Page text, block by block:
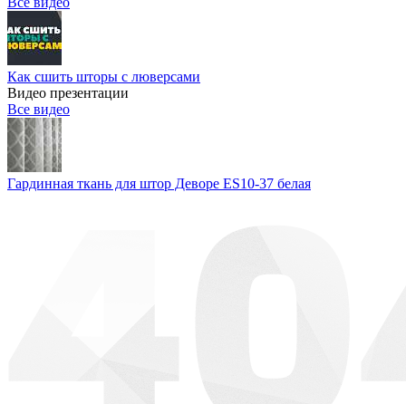
Как сшить шторы с люверсами
Видео презентации
Все видео
Гардинная ткань для штор Деворе ES10-37 белая